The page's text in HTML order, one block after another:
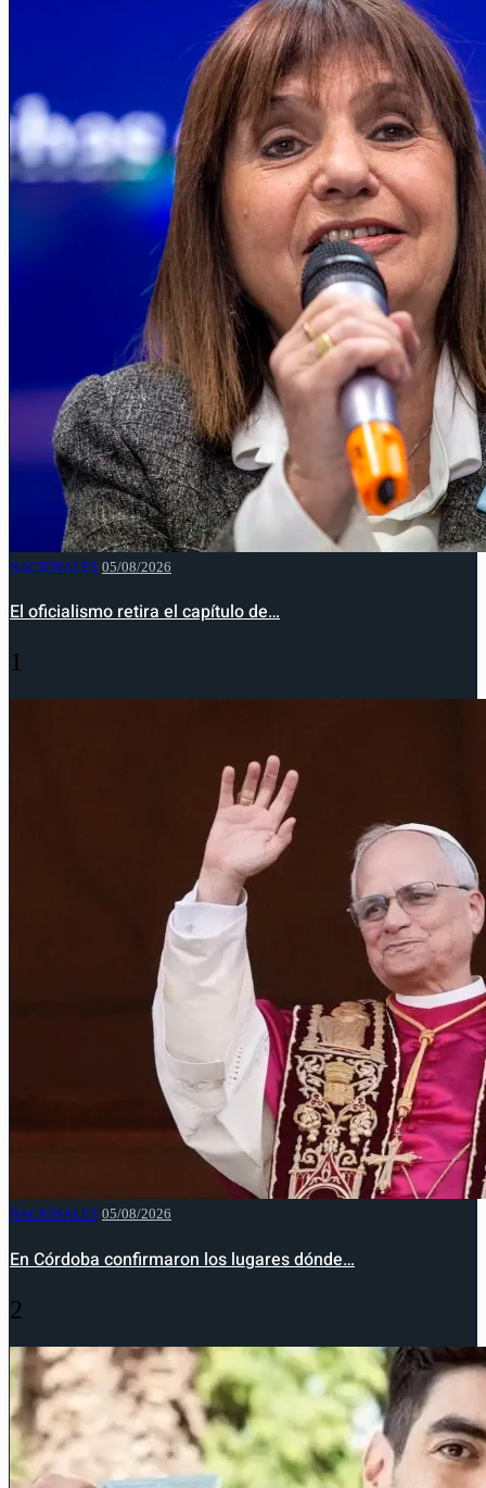
NACIONALES 05/08/2026
El oficialismo retira el capítulo de…
1
NACIONALES 05/08/2026
En Córdoba confirmaron los lugares dónde…
2